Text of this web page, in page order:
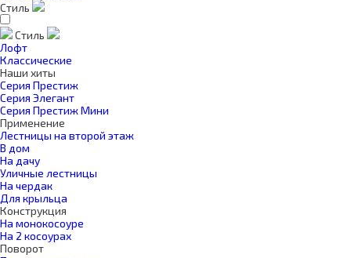
Стиль
Стиль
Лофт
Классические
Наши хиты
Серия Престиж
Серия Элегант
Серия Престиж Мини
Применение
Лестницы на второй этаж
В дом
На дачу
Уличные лестницы
На чердак
Для крыльца
Конструкция
На монокосоуре
На 2 косоурах
Поворот